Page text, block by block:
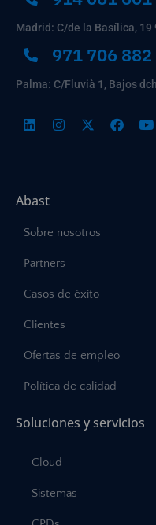
Madrid: C/de la Basílica, 19
971 706 882
Palma: C/Fluvià 1, Bajos
Abast
Sobre nosotros
Partners
Casos de éxito
Clientes
Ofertas de empleo
Política de calidad
Soluciones y servicios
Cloud
Sistemas